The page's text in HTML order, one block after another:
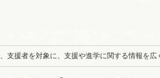
支援者を対象に、支援や進学に関する情報を広